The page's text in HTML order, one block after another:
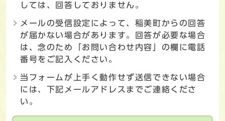
しては、回答しておりません。
メールの受信設定によって、稲美町からの回答
が届かない場合があります。回答が必要な場合
は、念のため「お問い合わせ内容」の欄に電話
番号をご記入ください。
当フォームが上手く動作せず送信できない場合
には、下記メールアドレスまでご連絡くださ
い。